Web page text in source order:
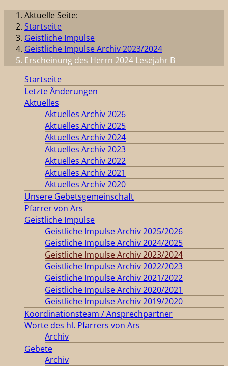
Aktuelle Seite:
Startseite
Geistliche Impulse
Geistliche Impulse Archiv 2023/2024
Erscheinung des Herrn 2024 Lesejahr B
Startseite
Letzte Änderungen
Aktuelles
Aktuelles Archiv 2026
Aktuelles Archiv 2025
Aktuelles Archiv 2024
Aktuelles Archiv 2023
Aktuelles Archiv 2022
Aktuelles Archiv 2021
Aktuelles Archiv 2020
Unsere Gebetsgemeinschaft
Pfarrer von Ars
Geistliche Impulse
Geistliche Impulse Archiv 2025/2026
Geistliche Impulse Archiv 2024/2025
Geistliche Impulse Archiv 2023/2024
Geistliche Impulse Archiv 2022/2023
Geistliche Impulse Archiv 2021/2022
Geistliche Impulse Archiv 2020/2021
Geistliche Impulse Archiv 2019/2020
Koordinationsteam / Ansprechpartner
Worte des hl. Pfarrers von Ars
Archiv
Gebete
Archiv